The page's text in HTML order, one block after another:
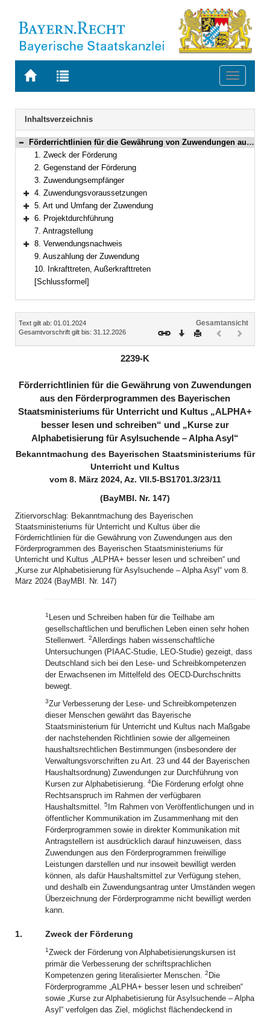
Zur
BAYERN.RECHT
Zur
letzten
Suche
Toggle
Navigation
Inhaltsverzeichnis
Bereich reduzieren
Förderrichtlinien für die Gewährung von Zuwendungen aus den Förderprogrammen des Bayerischen Staatsministeriums für Unterricht und Kultus „ALPHA+ besser lesen und schreiben“ und „Kurse zur Alphabetisierung für Asylsuchende – Alpha Asyl“
1. Zweck der Förderung
2. Gegenstand der Förderung
3. Zuwendungsempfänger
Bereich erweitern
4. Zuwendungsvoraussetzungen
Bereich erweitern
5. Art und Umfang der Zuwendung
Bereich erweitern
6. Projektdurchführung
7. Antragstellung
Bereich erweitern
8. Verwendungsnachweis
9. Auszahlung der Zuwendung
10. Inkrafttreten, Außerkrafttreten
[Schlussformel]
Inhalt
Text gilt ab: 01.01.2024
Gesamtvorschrift gilt bis: 31.12.2026
Gesamtansicht
Download
DruckenVorheriges
2239-K
Förderrichtlinien für die Gewährung von Zuwendungen
aus den Förderprogrammen des Bayerischen
Staatsministeriums für Unterricht und Kultus „ALPHA+
besser lesen und schreiben“ und „Kurse zur
Alphabetisierung für Asylsuchende – Alpha Asyl“
Bekanntmachung des Bayerischen Staatsministeriums für
Unterricht und Kultus
vom 8. März 2024, Az. VII.5-BS1701.3/23/11
(BayMBl. Nr. 147)
Zitiervorschlag: Bekanntmachung des Bayerischen
Staatsministeriums für Unterricht und Kultus über die
Förderrichtlinien für die Gewährung von Zuwendungen aus den
Förderprogrammen des Bayerischen Staatsministeriums für
Unterricht und Kultus „ALPHA+ besser lesen und schreiben“ und
„Kurse zur Alphabetisierung für Asylsuchende – Alpha Asyl“ vom 8.
März 2024 (BayMBl. Nr. 147)
1 Lesen und Schreiben haben für die Teilhabe am
gesellschaftlichen und beruflichen Leben einen sehr hohen
Stellenwert. 2Allerdings haben wissenschaftliche
Untersuchungen (PIAAC-Studie, LEO-Studie) gezeigt, dass
Deutschland sich bei den Lese- und Schreibkompetenzen
der Erwachsenen im Mittelfeld des OECD‑Durchschnitts
bewegt.
3Zur Verbesserung der Lese- und Schreibkompetenzen
dieser Menschen gewährt das Bayerische
Staatsministerium für Unterricht und Kultus nach Maßgabe
der nachstehenden Richtlinien sowie der allgemeinen
haushaltsrechtlichen Bestimmungen (insbesondere der
Verwaltungsvorschriften zu Art. 23 und 44 der Bayerischen
Haushaltsordnung) Zuwendungen zur Durchführung von
Kursen zur Alphabetisierung. 4Die Förderung erfolgt ohne
Rechtsanspruch im Rahmen der verfügbaren
Haushaltsmittel. 5 Im Rahmen von Veröffentlichungen und in
öffentlicher Kommunikation im Zusammenhang mit den
Förderprogrammen sowie in direkter Kommunikation mit
Antragstellern ist ausdrücklich darauf hinzuweisen, dass
Zuwendungen aus den Förderprogrammen freiwillige
Leistungen darstellen und nur insoweit bewilligt werden
können, als dafür Haushaltsmittel zur Verfügung stehen,
und deshalb ein Zuwendungsantrag unter Umständen wegen
Überzeichnung der Förderprogramme nicht bewilligt werden
kann.
1. Zweck der Förderung
1Zweck der Förderung von Alphabetisierungskursen ist
primär die Verbesserung der schriftsprachlichen
Kompetenzen gering literalisierter Menschen. 2 Die
Förderprogramme „ALPHA+ besser lesen und schreiben“
sowie „Kurse zur Alphabetisierung für Asylsuchende – Alpha
Asyl“ verfolgen das Ziel, möglichst flächendeckend in